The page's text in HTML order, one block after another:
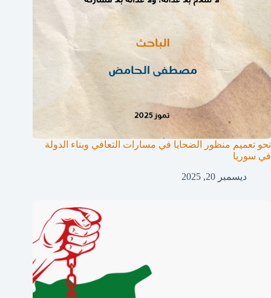
نحو تعميم منظور الضحايا في مسارات التعافي وبناء الدولة
في سوريا
ديسمبر 20, 2025